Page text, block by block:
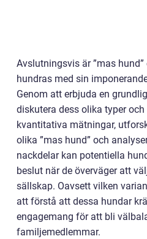
Avslutningsvis är ”mas
hundras med sin
Genom att erbjuda en
diskutera dess olika typer
kvantitativa mätningar,
olika ”mas hund” och
nackdelar kan potentiella
beslut när de överväger att
sällskap. Oavsett vilken
att förstå att dessa hundar
engagemang för att bli
familjemedlemmar.